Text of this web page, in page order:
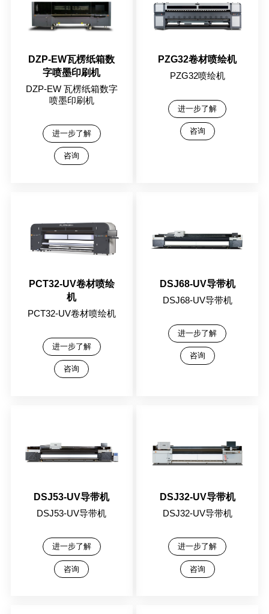
DZP-EW瓦楞纸箱数
字喷墨印刷机
DZP-EW 瓦楞纸箱数字
喷墨印刷机
进一步了解
咨询
PZG32卷材喷绘机
PZG32喷绘机
进一步了解
咨询
PCT32-UV卷材喷绘
机
PCT32-UV卷材喷绘机
进一步了解
咨询
DSJ68-UV导带机
DSJ68-UV导带机
进一步了解
咨询
DSJ53-UV导带机
DSJ53-UV导带机
进一步了解
咨询
DSJ32-UV导带机
DSJ32-UV导带机
进一步了解
咨询